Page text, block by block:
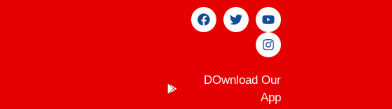
DOwnload Our
App